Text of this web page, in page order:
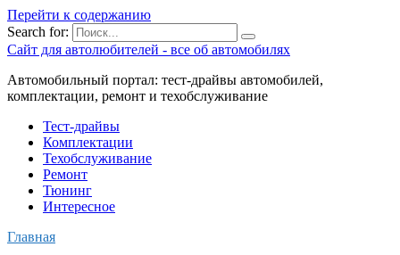
Перейти к содержанию
Search for:
Сайт для автолюбителей - все об автомобилях
Автомобильный портал: тест-драйвы автомобилей,
комплектации, ремонт и техобслуживание
Тест-драйвы
Комплектации
Техобслуживание
Ремонт
Тюнинг
Интересное
Главная